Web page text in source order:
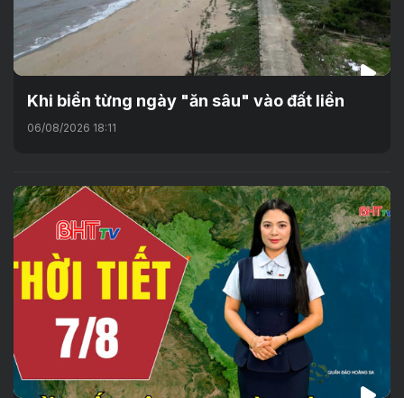
Khi biển từng ngày "ăn sâu" vào đất liền
06/08/2026 18:11